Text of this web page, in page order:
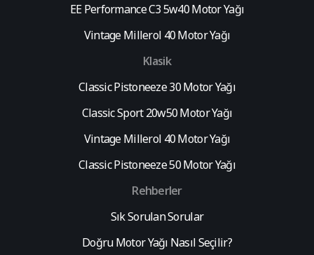
EE Performance C3 5w40 Motor Yağı
Vintage Millerol 40 Motor Yağı
Klasik
Classic Pistoneeze 30 Motor Yağı
Classic Sport 20w50 Motor Yağı
Vintage Millerol 40 Motor Yağı
Classic Pistoneeze 50 Motor Yağı
Rehberler
Sık Sorulan Sorular
Doğru Motor Yağı Nasıl Seçilir?